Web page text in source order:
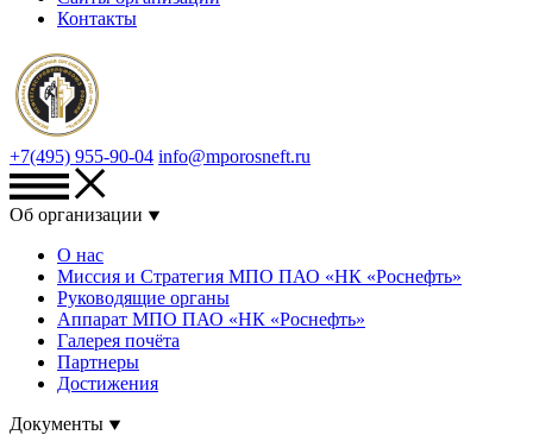
Контакты
+7(495) 955-90-04 info@mporosneft.ru
Об организации
О нас
Миссия и Стратегия МПО ПАО «НК «Роснефть»
Руководящие органы
Аппарат МПО ПАО «НК «Роснефть»
Галерея почёта
Партнеры
Достижения
Документы